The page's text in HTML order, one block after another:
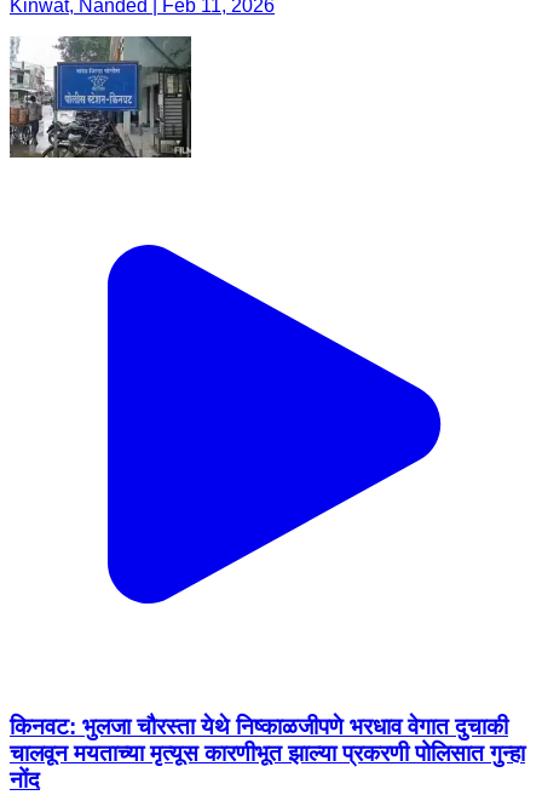
Kinwat, Nanded | Feb 11, 2026
किनवट: भुलजा चौरस्ता येथे निष्काळजीपणे भरधाव वेगात दुचाकी
चालवून मयताच्या मृत्यूस कारणीभूत झाल्या प्रकरणी पोलिसात गुन्हा
नोंद